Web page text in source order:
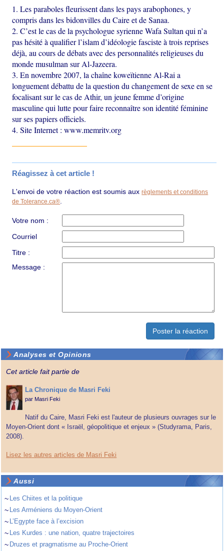
1. Les paraboles fleurissent dans les pays arabophones, y
compris dans les bidonvilles du Caire et de Sanaa.
2. C’est le cas de la psychologue syrienne Wafa Sultan qui n’a
pas hésité à qualifier l’islam d’idéologie fasciste à trois reprises
déjà, au cours de débats avec des personnalités religieuses du
monde musulman sur Al-Jazeera.
3. En novembre 2007, la chaîne koweïtienne Al-Rai a
longuement débattu de la question du changement de sexe en se
focalisant sur le cas de Athir, un jeune femme d’origine
masculine qui lutte pour faire reconnaître son identité féminine
sur ses papiers officiels.
4. Site Internet : www.memritv.org
Réagissez à cet article !
L'envoi de votre réaction est soumis auxrèglements et conditions
de Tolerance.ca®
Votre nom :
Courriel
Titre :
Message :
Analyses et Opinions
Cet article fait partie de
La Chronique de Masri Feki
par Masri Feki
Natif du Caire, Masri Feki est l'auteur de plusieurs ouvrages sur le
Moyen-Orient dont « Israël, géopolitique et enjeux » (Studyrama, Paris,
2008).
Lisez les autres articles de Masri Feki
Aussi
~ Les Chiites et la politique
~ Les Arméniens du Moyen-Orient
~ L’Egypte face à l’excision
~ Les Kurdes : une nation, quatre trajectoires
~ Druzes et pragmatisme au Proche-Orient